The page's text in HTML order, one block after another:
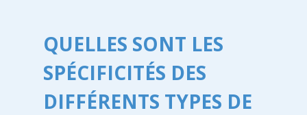
QUELLES SONT LES
SPÉCIFICITÉS DES
DIFFÉRENTS TYPES DE